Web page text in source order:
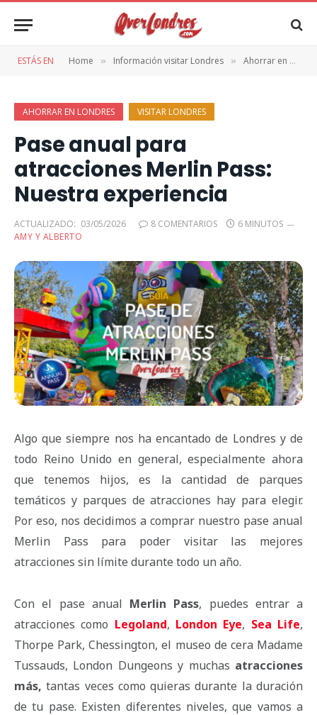
ESTÁS EN Home » Información visitar Londres » Ahorrar en Londres
AHORRAR EN LONDRES VISITAR LONDRES
Pase anual para
atracciones Merlin Pass:
Nuestra experiencia
ACTUALIZADO: 03/05/2026 8 COMENTARIOS
6 MINUTOS
AMY Y ALBERTO
Algo que siempre nos ha encantado de Londres y de
todo Reino Unido en general, especialmente ahora
que tenemos hijos, es la cantidad de parques
temáticos y parques de atracciones hay para elegir.
Por eso, nos decidimos a comprar nuestro pase anual
Merlin Pass para poder visitar las mejores
atracciones sin límite durante todo un año.
Con el pase anual Merlin Pass, puedes entrar a
atracciones como Legoland, London Eye, Sea Life,
Thorpe Park, Chessington, el museo de cera Madame
Tussauds, London Dungeons y muchas atracciones
más, tantas veces como quieras durante la duración
de tu pase. Existen diferentes niveles, que vamos a